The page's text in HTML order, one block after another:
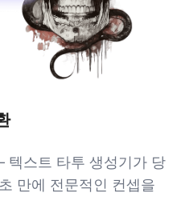
스트 타투 생성기가 당
만에 전문적인 컨셉을